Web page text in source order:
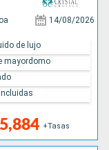
14/08/2026
+Tasas
de lujo
mayordomo